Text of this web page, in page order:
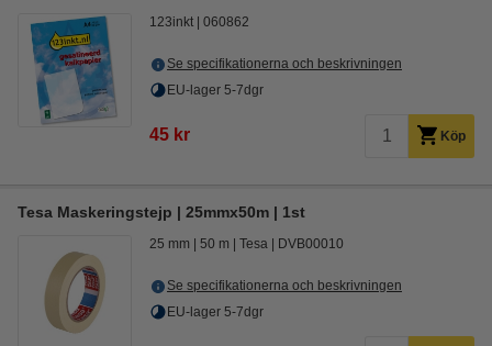
123inkt 060862
Se specifikationerna och beskrivningen
EU-lager 5-7dgr
45 kr Köp
Tesa Maskeringstejp | 25mmx50m | 1st
25 mm 50 m Tesa DVB00010
Se specifikationerna och beskrivningen
EU-lager 5-7dgr